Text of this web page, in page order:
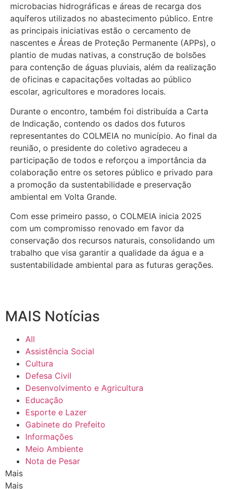
microbacias hidrográficas e áreas de recarga dos
aquíferos utilizados no abastecimento público. Entre
as principais iniciativas estão o cercamento de
nascentes e Áreas de Proteção Permanente (APPs), o
plantio de mudas nativas, a construção de bolsões
para contenção de águas pluviais, além da realização
de oficinas e capacitações voltadas ao público
escolar, agricultores e moradores locais.
Durante o encontro, também foi distribuída a Carta
de Indicação, contendo os dados dos futuros
representantes do COLMEIA no município. Ao final da
reunião, o presidente do coletivo agradeceu a
participação de todos e reforçou a importância da
colaboração entre os setores público e privado para
a promoção da sustentabilidade e preservação
ambiental em Volta Grande.
Com esse primeiro passo, o COLMEIA inicia 2025
com um compromisso renovado em favor da
conservação dos recursos naturais, consolidando um
trabalho que visa garantir a qualidade da água e a
sustentabilidade ambiental para as futuras gerações.
MAIS Notícias
All
Assistência Social
Cultura
Defesa Civil
Desenvolvimento e Agricultura
Educação
Esporte e Lazer
Gabinete do Prefeito
Informações
Meio Ambiente
Nota de Pesar
Mais
Mais